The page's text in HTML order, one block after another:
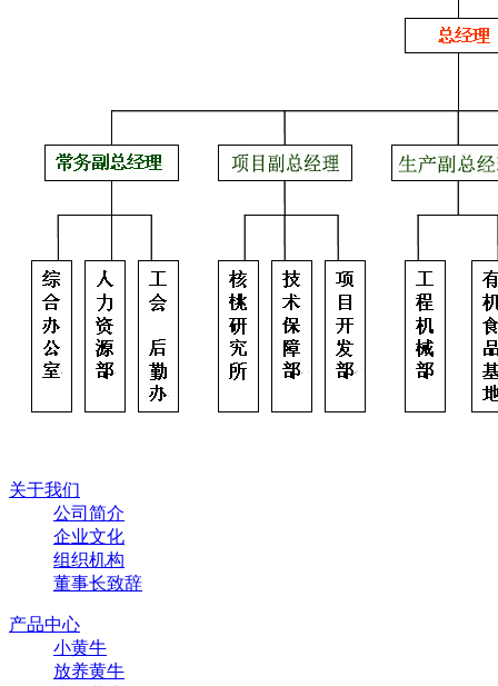
关于我们
公司简介
企业文化
组织机构
董事长致辞
产品中心
小黄牛
放养黄牛